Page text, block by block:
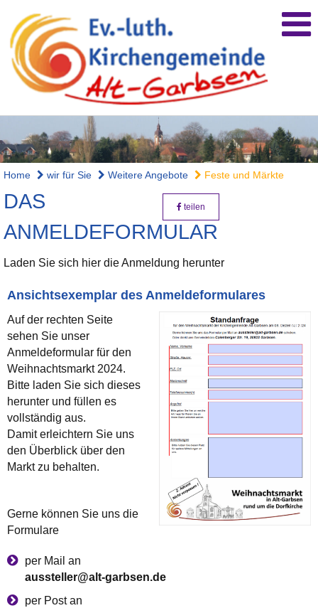
Home wir für Sie Weitere Angebote Feste und Märkte
DAS
ANMELDEFORMULAR
teilen
Laden Sie sich hier die Anmeldung herunter
Ansichtsexemplar des Anmeldeformulares
Auf der rechten Seite
sehen Sie unser
Anmeldeformular für den
Weihnachtsmarkt 2024.
Bitte laden Sie sich dieses
herunter und füllen es
vollständig aus.
Damit erleichtern Sie uns
den Überblick über den
Markt zu behalten.
Gerne können Sie uns die
Formulare
per Mail an
aussteller@alt-garbsen.de
per Post an